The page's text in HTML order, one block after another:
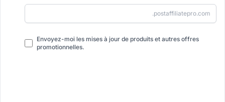
.postaffiliatepro.com
Envoyez-moi les mises à jour de produits et autres offres
promotionnelles.